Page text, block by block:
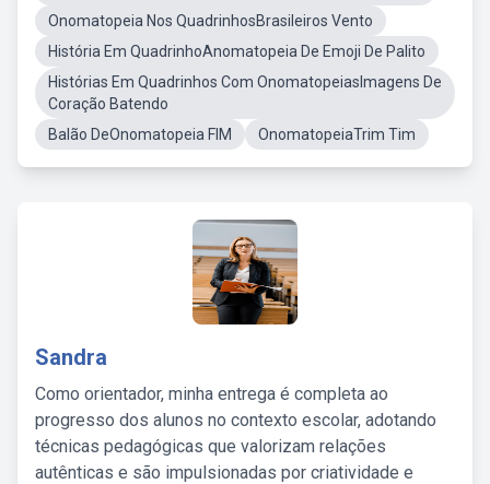
Onomatopeia Nos QuadrinhosBrasileiros Vento
História Em QuadrinhoAnomatopeia De Emoji De Palito
Histórias Em Quadrinhos Com OnomatopeiasImagens De
Coração Batendo
Balão DeOnomatopeia FIM
OnomatopeiaTrim Tim
Sandra
Como orientador, minha entrega é completa ao
progresso dos alunos no contexto escolar, adotando
técnicas pedagógicas que valorizam relações
autênticas e são impulsionadas por criatividade e